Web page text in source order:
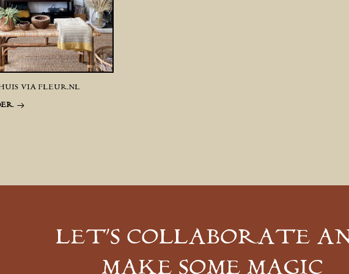
VIA FLEUR.NL
LET’S COLLABORATE
MAKE SOME MAGIC